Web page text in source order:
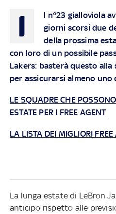
I
l n°23 gialloviola
giorni scorsi due
della prossima
con loro di un possibile
Lakers: basterà questo alla
per assicurarsi almeno uno
LE SQUADRE CHE
ESTATE PER I FREE AGENT
LA LISTA DEI MIGLIORI FREE
La lunga estate di LeBron
anticipo rispetto alle